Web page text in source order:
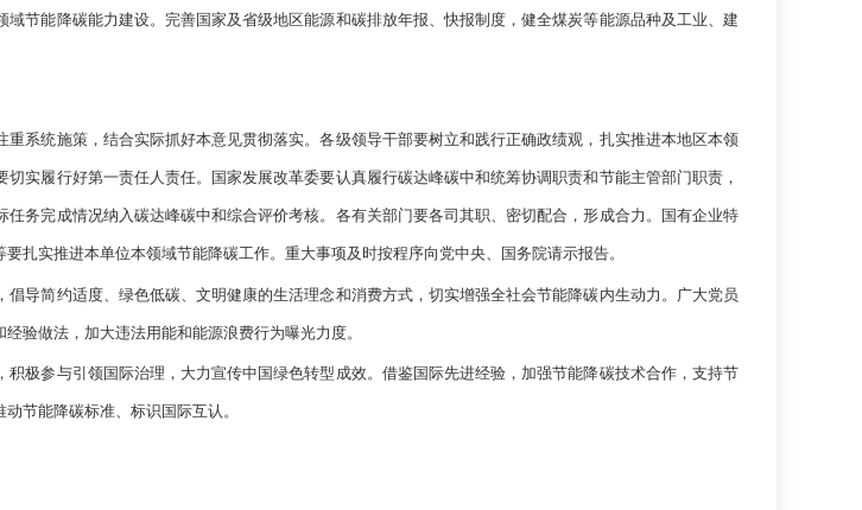
节能降碳能力建设。完善国家及省级地区能源和碳排放年报、快报制度，健全煤炭等能源品种及工业、建
统施策，结合实际抓好本意见贯彻落实。各级领导干部要树立和践行正确政绩观，扎实推进本地区本领
实履行好第一责任人责任。国家发展改革委要认真履行碳达峰碳中和统筹协调职责和节能主管部门职责，
务完成情况纳入碳达峰碳中和综合评价考核。各有关部门要各司其职、密切配合，形成合力。国有企业特
扎实推进本单位本领域节能降碳工作。重大事项及时按程序向党中央、国务院请示报告。
简约适度、绿色低碳、文明健康的生活理念和消费方式，切实增强全社会节能降碳内生动力。广大党员
验做法，加大违法用能和能源浪费行为曝光力度。
参与引领国际治理，大力宣传中国绿色转型成效。借鉴国际先进经验，加强节能降碳技术合作，支持节
节能降碳标准、标识国际互认。